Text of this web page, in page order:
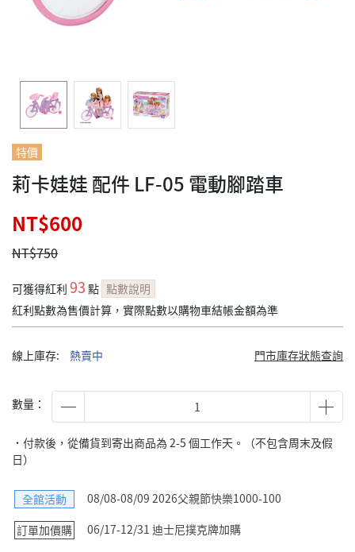
特價
莉卡娃娃 配件 LF-05 電動腳踏車
NT$600
NT$750
可獲得紅利 93 點 點數說明
紅利點數為售價計算，實際點數以購物車結帳金額為準
線上庫存: 熱賣中 門市庫存狀態查詢
數量：
˙付款後，從備貨到寄出商品為 2-5 個工作天。（不包含周末及假
日）
全館活動
08/08-08/09 2026父親節快樂1000-100
訂單加價購
06/17-12/31 迪士尼撲克牌加購